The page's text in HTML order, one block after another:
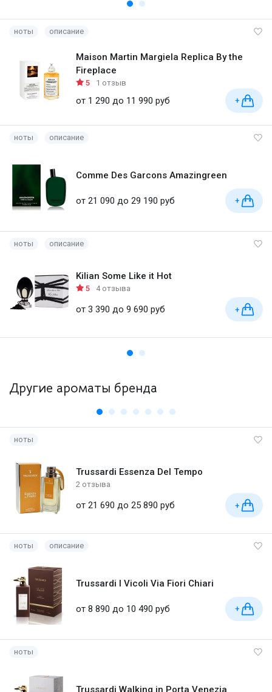
ноты описание
Maison Martin Margiela Replica By the
Fireplace
5 1 отзыв
от 1 290 до 11 990 руб +
ноты описание
Comme Des Garcons Amazingreen
от 21 090 до 29 190 руб +
ноты описание
Kilian Some Like it Hot
5 4 отзыва
от 3 390 до 9 690 руб +
Другие ароматы бренда
ноты
Trussardi Essenza Del Tempo
2 отзыва
от 21 690 до 25 890 руб +
ноты описание
Trussardi I Vicoli Via Fiori Chiari
от 8 890 до 10 490 руб +
ноты
Trussardi Walking in Porta Venezia